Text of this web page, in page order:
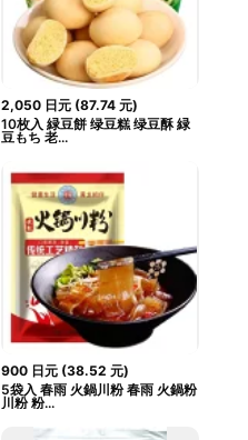
2,050 日元 (87.74 元)
10枚入 緑豆餅 绿豆糕 绿豆酥 緑
豆もち 老...
900 日元 (38.52 元)
5袋入 春雨 火鍋川粉 春雨 火鍋粉
川粉 粉...